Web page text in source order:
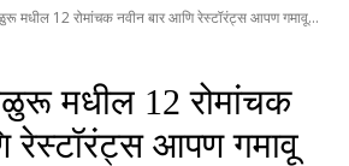
मधील 12 रोमांचक नवीन बार आणि रेस्टॉरंट्स आपण गमावू...
मधील 12 रोमांचक
रेस्टॉरंट्स आपण गमावू